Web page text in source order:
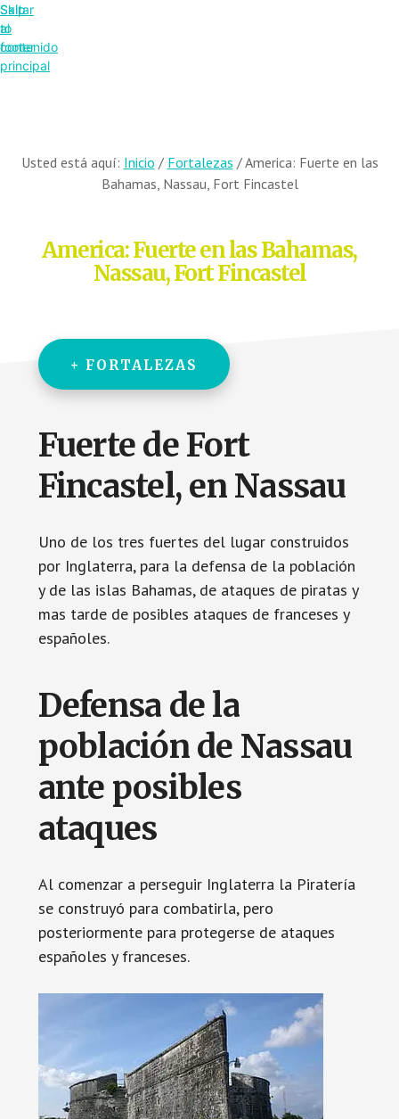
Saltar
al
contenido
principal
Skip
to
footer
Usted está aquí: Inicio / Fortalezas /America: Fuerte en las
Bahamas, Nassau, Fort Fincastel
America: Fuerte en las Bahamas,
Nassau, Fort Fincastel
+ FORTALEZAS
Fuerte de Fort
Fincastel, en Nassau
Uno de los tres fuertes del lugar construidos
por Inglaterra, para la defensa de la población
y de las islas Bahamas, de ataques de piratas y
mas tarde de posibles ataques de franceses y
españoles.
Defensa de la
población de Nassau
ante posibles
ataques
Al comenzar a perseguir Inglaterra la Piratería
se construyó para combatirla, pero
posteriormente para protegerse de ataques
españoles y franceses.